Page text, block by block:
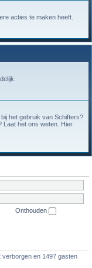
acties te maken heeft.
het gebruik van Schifters?
Laat het ons weten. Hier
Onthouden
en 1497 gasten